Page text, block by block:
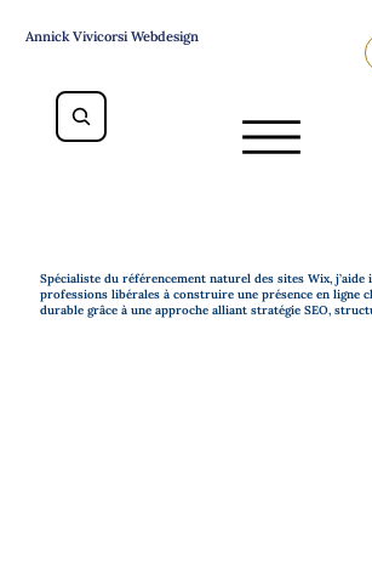
Annick Vivicorsi Webdesign
Spécialiste du référencement naturel des sites Wix, j’aide
professions libérales à construire une présence en ligne
durable grâce à une approche alliant stratégie SEO,